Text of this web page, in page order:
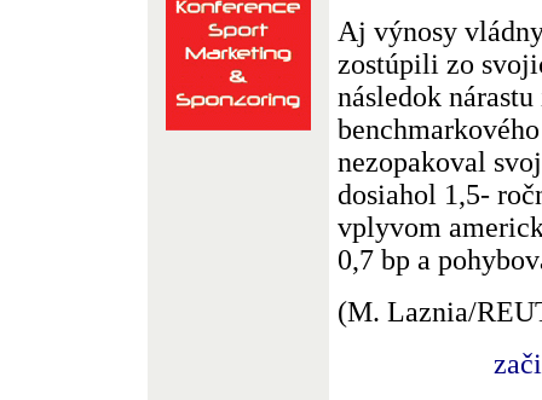
Aj výnosy
zostúpili zo
následok
nezopakoval
dosiahol 1,5-
vplyvom
0,7 bp a
(M. Laznia/